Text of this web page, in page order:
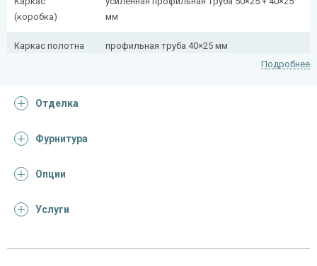
(коробка)
мм
Каркас полотна профильная труба 40×25 мм
Притворная
Ребра жесткости
Подробнее
Отделка
Фурнитура
Опции
Услуги